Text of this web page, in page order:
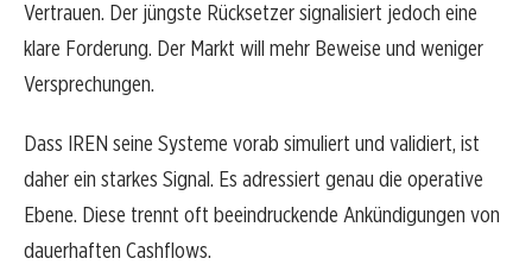
Vertrauen. Der jüngste Rücksetzer signalisiert jedoch eine
klare Forderung. Der Markt will mehr Beweise und weniger
Versprechungen.
Dass IREN seine Systeme vorab simuliert und validiert, ist
daher ein starkes Signal. Es adressiert genau die operative
Ebene. Diese trennt oft beeindruckende Ankündigungen von
dauerhaften Cashflows.